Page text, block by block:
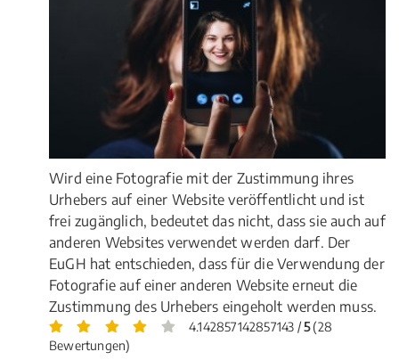
Wird eine Fotografie mit der Zustimmung ihres
Urhebers auf einer Website veröffentlicht und ist
frei zugänglich, bedeutet das nicht, dass sie auch auf
anderen Websites verwendet werden darf. Der
EuGH hat entschieden, dass für die Verwendung der
Fotografie auf einer anderen Website erneut die
Zustimmung des Urhebers eingeholt werden muss.
4.142857142857143 /5(28
Bewertungen)